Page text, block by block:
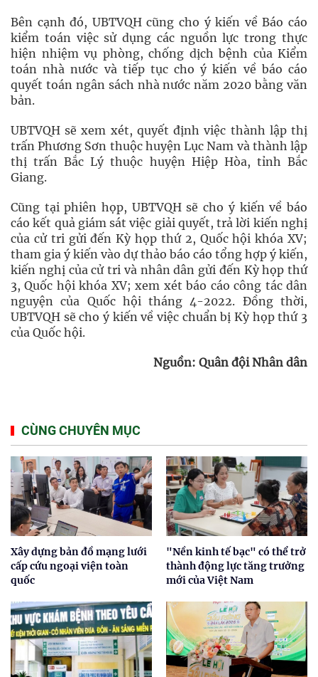
Bên cạnh đó, UBTVQH cũng cho ý kiến về Báo cáo
kiểm toán việc sử dụng các nguồn lực trong thực
hiện nhiệm vụ phòng, chống dịch bệnh của Kiểm
toán nhà nước và tiếp tục cho ý kiến về báo cáo
quyết toán ngân sách nhà nước năm 2020 bằng văn
bản.
UBTVQH sẽ xem xét, quyết định việc thành lập thị
trấn Phương Sơn thuộc huyện Lục Nam và thành lập
thị trấn Bắc Lý thuộc huyện Hiệp Hòa, tỉnh Bắc
Giang.
Cũng tại phiên họp, UBTVQH sẽ cho ý kiến về báo
cáo kết quả giám sát việc giải quyết, trả lời kiến nghị
của cử tri gửi đến Kỳ họp thứ 2, Quốc hội khóa XV;
tham gia ý kiến vào dự thảo báo cáo tổng hợp ý kiến,
kiến nghị của cử tri và nhân dân gửi đến Kỳ họp thứ
3, Quốc hội khóa XV; xem xét báo cáo công tác dân
nguyện của Quốc hội tháng 4-2022. Đồng thời,
UBTVQH sẽ cho ý kiến về việc chuẩn bị Kỳ họp thứ 3
của Quốc hội.
Nguồn: Quân đội Nhân dân
CÙNG CHUYÊN MỤC
Xây dựng bản đồ mạng lưới
cấp cứu ngoại viện toàn
quốc
"Nền kinh tế bạc" có thể trở
thành động lực tăng trưởng
mới của Việt Nam